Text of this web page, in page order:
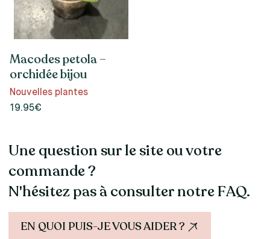
Macodes petola –
orchidée bijou
19.95€
Nouvelles plantes
Une question sur le site ou votre
commande ?
N'hésitez pas à consulter notre FAQ.
EN QUOI PUIS-JE VOUS AIDER ?